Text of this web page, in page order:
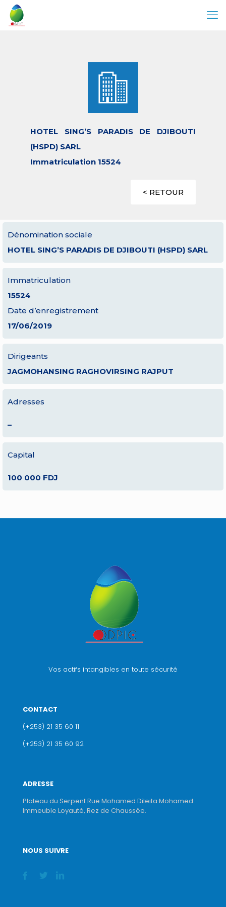
HOTEL SING’S PARADIS DE DJIBOUTI
(HSPD) SARL
Immatriculation 15524
< RETOUR
Dénomination sociale
HOTEL SING’S PARADIS DE DJIBOUTI (HSPD) SARL
Immatriculation
15524
Date d’enregistrement
17/06/2019
Dirigeants
JAGMOHANSING RAGHOVIRSING RAJPUT
Adresses
–
Capital
100 000 FDJ
Vos actifs intangibles en toute sécurité
CONTACT
(+253) 21 35 60 11
(+253) 21 35 60 92
ADRESSE
Plateau du Serpent Rue Mohamed Dileita Mohamed
Immeuble Loyauté, Rez de Chaussée.
NOUS SUIVRE